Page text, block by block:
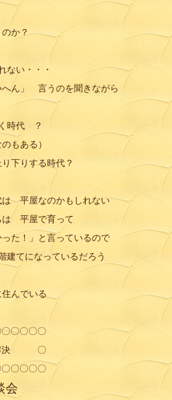
か？
ない・・・
ん」 言うのを聞きながら
時代 ？
もある）
下りする時代？
は 平屋なのかもしれない
は 平屋で育って
た！」と言っているので
建てになっているだろう
んでいる
〇〇〇〇
解決 〇
〇〇〇〇
会